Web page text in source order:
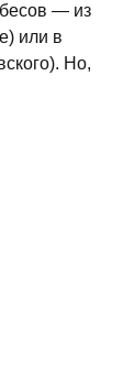
— из
или в
Но,